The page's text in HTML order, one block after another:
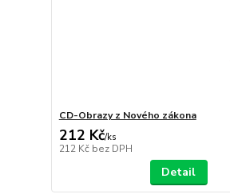
CD-Obrazy z Nového zákona
212 Kč/ks
212 Kč bez DPH
Detail